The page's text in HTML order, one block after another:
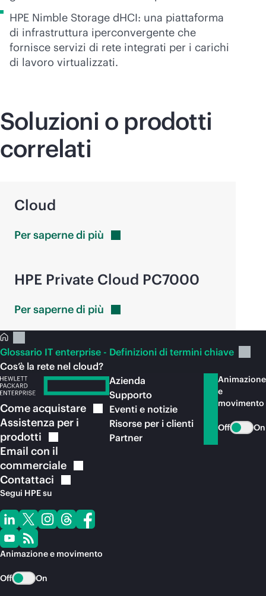
HPE Nimble Storage dHCI: una piattaforma
di infrastruttura iperconvergente che
fornisce servizi di rete integrati per i carichi
di lavoro virtualizzati.
Soluzioni o prodotti
correlati
Cloud
Per saperne di più
HPE Private Cloud PC7000
Per saperne di più
Glossario IT enterprise - Definizioni di termini chiave
Cos’è la rete nel cloud?
Comeacquistare
Assistenza per i
prodotti
Email con il
commerciale
Contattaci
Segui HPE su
Animazione e movimento
Off On
Azienda
Supporto
Eventi e notizie
Risorse per i clienti
Partner
Animazione
e
movimento
Off On